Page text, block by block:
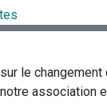
le changement
association